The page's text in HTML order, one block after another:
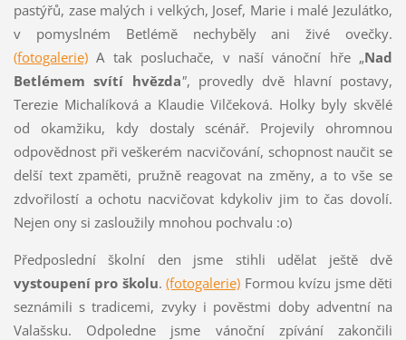
pastýřů, zase malých i velkých, Josef, Marie i malé Jezulátko,
v pomyslném Betlémě nechyběly ani živé ovečky.
(fotogalerie)A tak posluchače, v naší vánoční hře „Nad
Betlémem svítí hvězda", provedly dvě hlavní postavy,
Terezie Michalíková a Klaudie Vilčeková. Holky byly skvělé
od okamžiku, kdy dostaly scénář. Projevily ohromnou
odpovědnost při veškerém nacvičování, schopnost naučit se
delší text zpaměti, pružně reagovat na změny, a to vše se
zdvořilostí a ochotu nacvičovat kdykoliv jim to čas dovolí.
Nejen ony si zasloužily mnohou pochvalu :o)
Předposlední školní den jsme stihli udělat ještě dvě
vystoupení pro školu.(fotogalerie) Formou kvízu jsme děti
seznámili s tradicemi, zvyky i pověstmi doby adventní na
Valašsku. Odpoledne jsme vánoční zpívání zakončili